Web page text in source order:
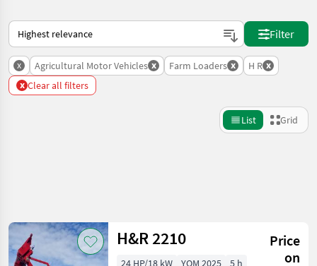
This is how sorting works on Landwirt.com
Filter
x Agricultural Motor Vehicles x Farm Loaders x H R x
x Clear all filters
List Grid
Category Place Filter
H&R 2210
Price
on
24 HP/18 kW YOM 2025 5 h